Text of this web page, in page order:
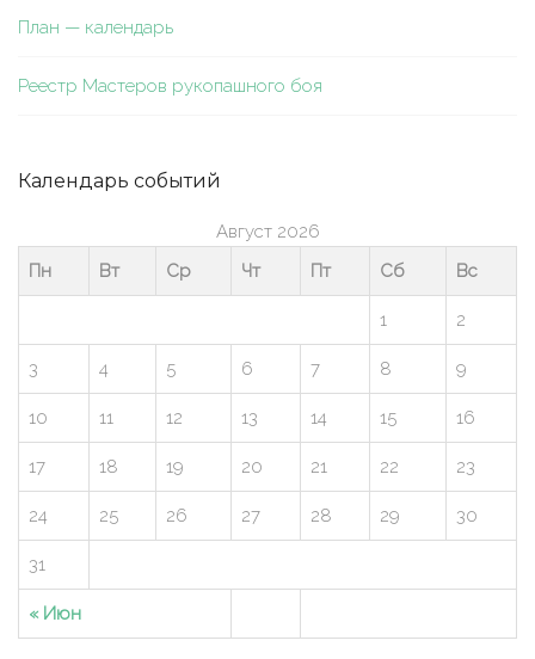
План — календарь
Реестр Мастеров рукопашного боя
Календарь событий
Август 2026
Пн
Вт Ср Чт Пт Сб Вс
« Июн
1 2
3 4 5 6 7 8 9
10 11 12 13 14 15 16
17 18 19 20 21 22 23
24 25 26 27 28 29 30
31